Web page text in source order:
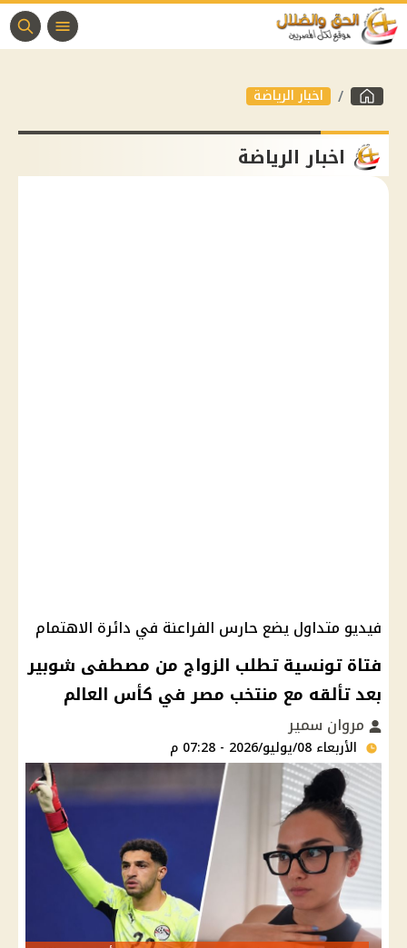
اخبار الرياضة
اخبار الرياضة
فيديو متداول يضع حارس الفراعنة في دائرة الاهتمام
فتاة تونسية تطلب الزواج من مصطفى شوبير
بعد تألقه مع منتخب مصر في كأس العالم
مروان سمير
الأربعاء 08/يوليو/2026 - 07:28 م